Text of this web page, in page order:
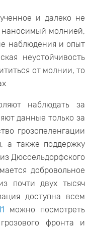
и далеко не
молнией,
наблюдения и опыт
неустойчивость
от молнии, то
наблюдать за
данные только за
грозопеленгации
а также поддержку
Дюссельдорфского
добровольное
почти двух тысяч
доступна всем
можно посмотреть
фронта и